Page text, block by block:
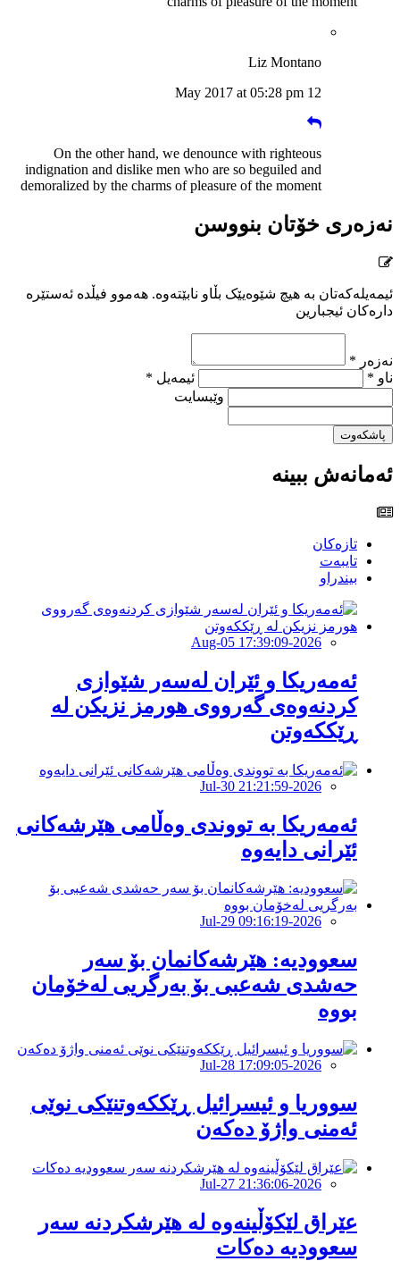
Liz Montano
12 May 2017 at 05:28 pm
On the other hand, we denounce with righteous
indignation and dislike men who are so beguiled and
demoralized by the charms of pleasure of the moment
نەزەری خۆتان بنووسن
ئیمەیلەکەتان بە هیچ شێوەیێک بڵاو نابێتەوە. هەموو فیڵدە ئەستێرە
دارەکان ئیجبارین
نەزەر *
ناو *
ئیمەیل *
وێبسایت
پاشکەوت
ئەمانەش ببینە
تازەکان
تایبەت
بیندراو
2026-Aug-05 17:39:09
ئەمەریكا و ئێران لەسەر شێوازی
كردنەوەی گەرووی هورمز نزیكن لە
ڕێككەوتن
2026-Jul-30 21:21:59
ئەمەریکا بە تووندی وەڵامی هێرشەکانی
ئێرانی دایەوە
2026-Jul-29 09:16:19
‏سعوودیە: هێرشەكانمان بۆ سەر
حەشدی شەعبی بۆ بەرگریی لەخۆمان
بووە
2026-Jul-28 17:09:05
سووریا و ئیسرائیل ڕێککەوتنێکی نوێی
ئەمنی واژۆ دەکەن
2026-Jul-27 21:36:06
عێراق لێکۆڵینەوە لە هێرشکردنە سەر
سعوودیە دەکات